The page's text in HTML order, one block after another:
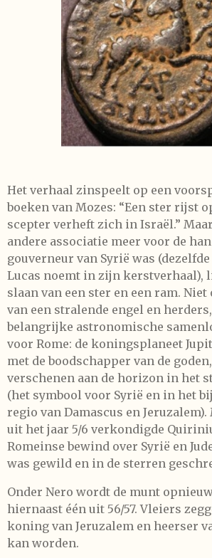
Het verhaal zinspeelt op een
boeken van Mozes: “Een ster rijst
scepter verheft zich in Israël.”
andere associatie meer voor de
gouverneur van Syrië was
Lucas noemt in zijn kerstverhaal),
slaan van een ster en een ram.
van een stralende engel en
belangrijke astronomische
voor Rome: de koningsplaneet
met de boodschapper van de
verschenen aan de horizon in het
(het symbool voor Syrië en in het
regio van Damascus en
uit het jaar 5/6 verkondigde
Romeinse bewind over Syrië en
was gewild en in de sterren
Onder Nero wordt de munt
hiernaast één uit 56/57. Vleiers
koning van Jeruzalem en heerser
kan worden.